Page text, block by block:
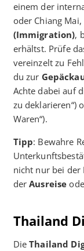
einem der
oder Chiang
(Immigration),
erhältst. Prüfe
vereinzelt zu
du zur
Achte dabei auf
zu deklarieren“)
Waren“).
Tipp: Bewahre
nicht nur bei der
derAusreise
Thailand
DieThailand